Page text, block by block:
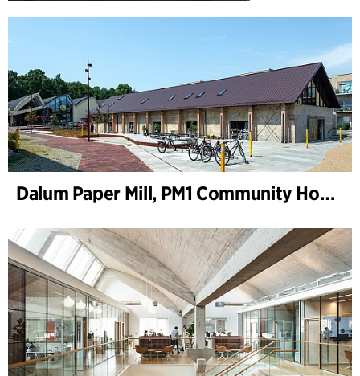
Dalum Paper Mill, PM1 Community House